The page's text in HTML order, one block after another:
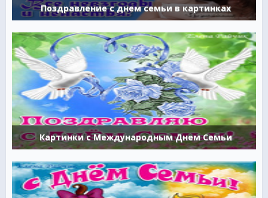
Поздравление с днем семьи в картинках
Картинки с Международным Днем Семьи